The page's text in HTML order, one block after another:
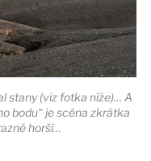
stany (viz fotka níže)… A
bodu“ je scéna zkrátka
horší…